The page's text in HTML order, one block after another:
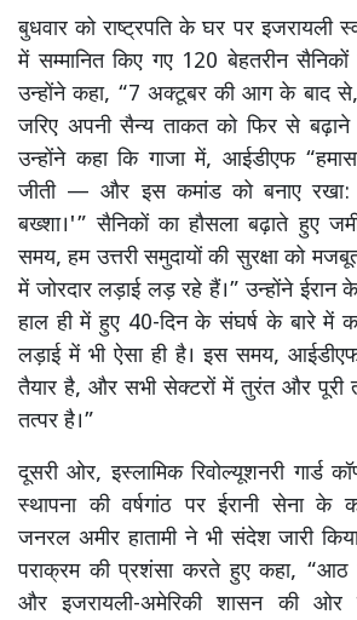
बुधवार को राष्ट्रपति के घर पर इजरायली
में सम्मानित किए गए 120 बेहतरीन
उन्होंने कहा, “7 अक्टूबर की आग के बाद
जरिए अपनी सैन्य ताकत को फिर से
उन्होंने कहा कि गाजा में, आईडीएफ
जीती — और इस कमांड को बनाए रखा:
बख्शा।'” सैनिकों का हौसला बढ़ाते हुए
समय, हम उत्तरी समुदायों की सुरक्षा को
में जोरदार लड़ाई लड़ रहे हैं।” उन्होंने
हाल ही में हुए 40-दिन के संघर्ष के बारे में
लड़ाई में भी ऐसा ही है। इस समय,
तैयार है, और सभी सेक्टरों में तुरंत और
तत्पर है।”
दूसरी ओर, इस्लामिक रिवोल्यूशनरी गार्ड
स्थापना की वर्षगांठ पर ईरानी सेना के
जनरल अमीर हातामी ने भी संदेश जारी
पराक्रम की प्रशंसा करते हुए कहा, “आठ
और इजरायली-अमेरिकी शासन की